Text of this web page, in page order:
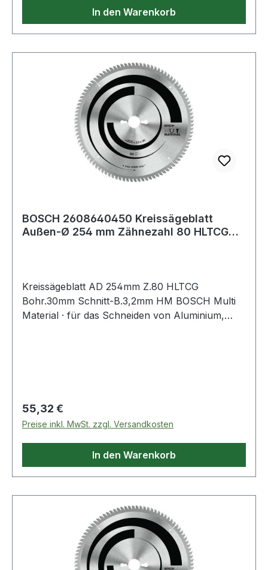
In den Warenkorb
BOSCH 2608640450 Kreissägeblatt
Außen-Ø 254 mm Zähnezahl 80 HLTCG
Kreissägeblatt AD 254mm Z.80 HLTCG
Bohr.30mm Schnitt-B.3,2mm HM BOSCH Multi
Material · für das Schneiden von Aluminium,
Regulärer Preis:
55,32 €
Preise inkl. MwSt. zzgl. Versandkosten
In den Warenkorb